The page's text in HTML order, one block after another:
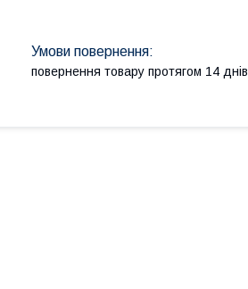
повернення товару протягом 14 днів